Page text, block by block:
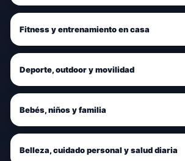
Fitness y entrenamiento en casa
Deporte, outdoor y movilidad
Bebés, niños y familia
Belleza, cuidado personal y salud diaria